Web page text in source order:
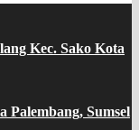
Kec. Sako Kota
Palembang, Sumsel